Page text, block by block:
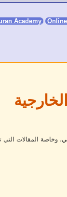
Academy
المقالات التي